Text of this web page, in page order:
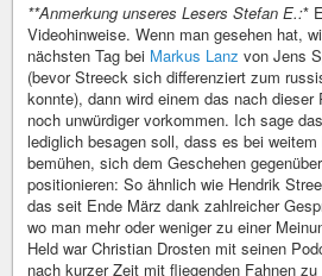
**Anmerkung unseres Lesers Stefan E.:*
Videohinweise. Wenn man gesehen hat,
nächsten Tag bei Markus Lanz von Jens
(bevor Streeck sich differenziert zum
konnte), dann wird einem das nach
noch unwürdiger vorkommen. Ich sage
lediglich besagen soll, dass es bei
bemühen, sich dem Geschehen
positionieren: So ähnlich wie Hendrik
das seit Ende März dank zahlreicher
wo man mehr oder weniger zu einer
Held war Christian Drosten mit seinen
nach kurzer Zeit mit fliegenden Fahnen